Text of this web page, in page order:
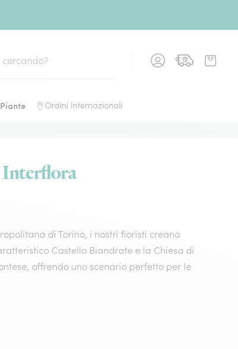
Piante Ordini Internazionali
Interflora
di Torino, i nostri fioristi creano
Castello Biandrate e la Chiesa di
offrendo uno scenario perfetto per le